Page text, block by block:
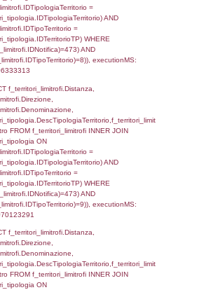
cod_territori_tipologia.IDTerritorioTP = 1)
0.051940202713013
SELECT
INNER JOIN
=
0.014671087265015
SELECT f_territori_limitrofi.Distanza,